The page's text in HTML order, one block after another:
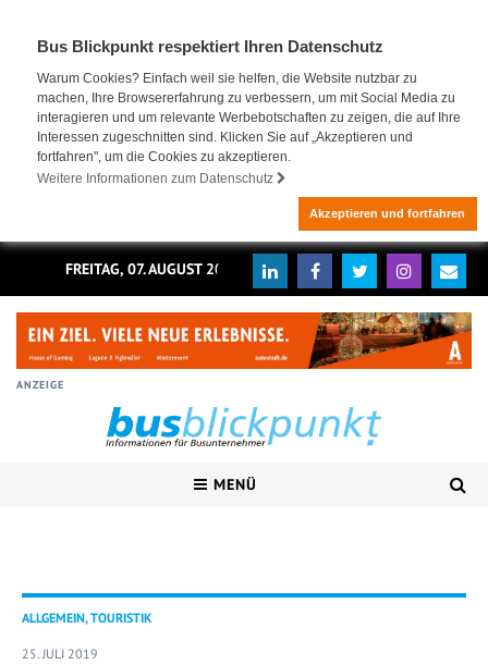
Bus Blickpunkt respektiert Ihren Datenschutz
Warum Cookies? Einfach weil sie helfen, die Website nutzbar zu
machen, Ihre Browsererfahrung zu verbessern, um mit Social Media zu
interagieren und um relevante Werbebotschaften zu zeigen, die auf Ihre
Interessen zugeschnitten sind. Klicken Sie auf „Akzeptieren und
fortfahren", um die Cookies zu akzeptieren.
Weitere Informationen zum Datenschutz
Akzeptieren und fortfahren
FREITAG, 07. AUGUST 2026
ANZEIGE
MENÜ
ALLGEMEIN, TOURISTIK
25. JULI 2019